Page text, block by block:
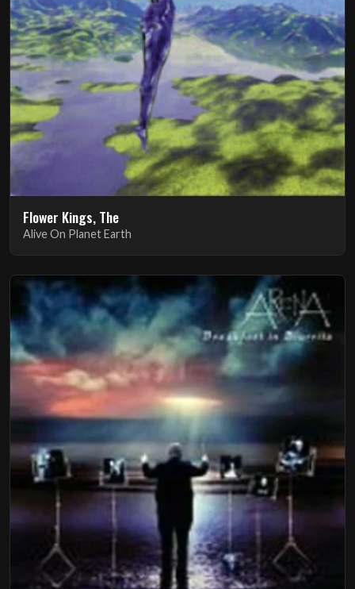
Flower Kings, The
Alive On Planet Earth